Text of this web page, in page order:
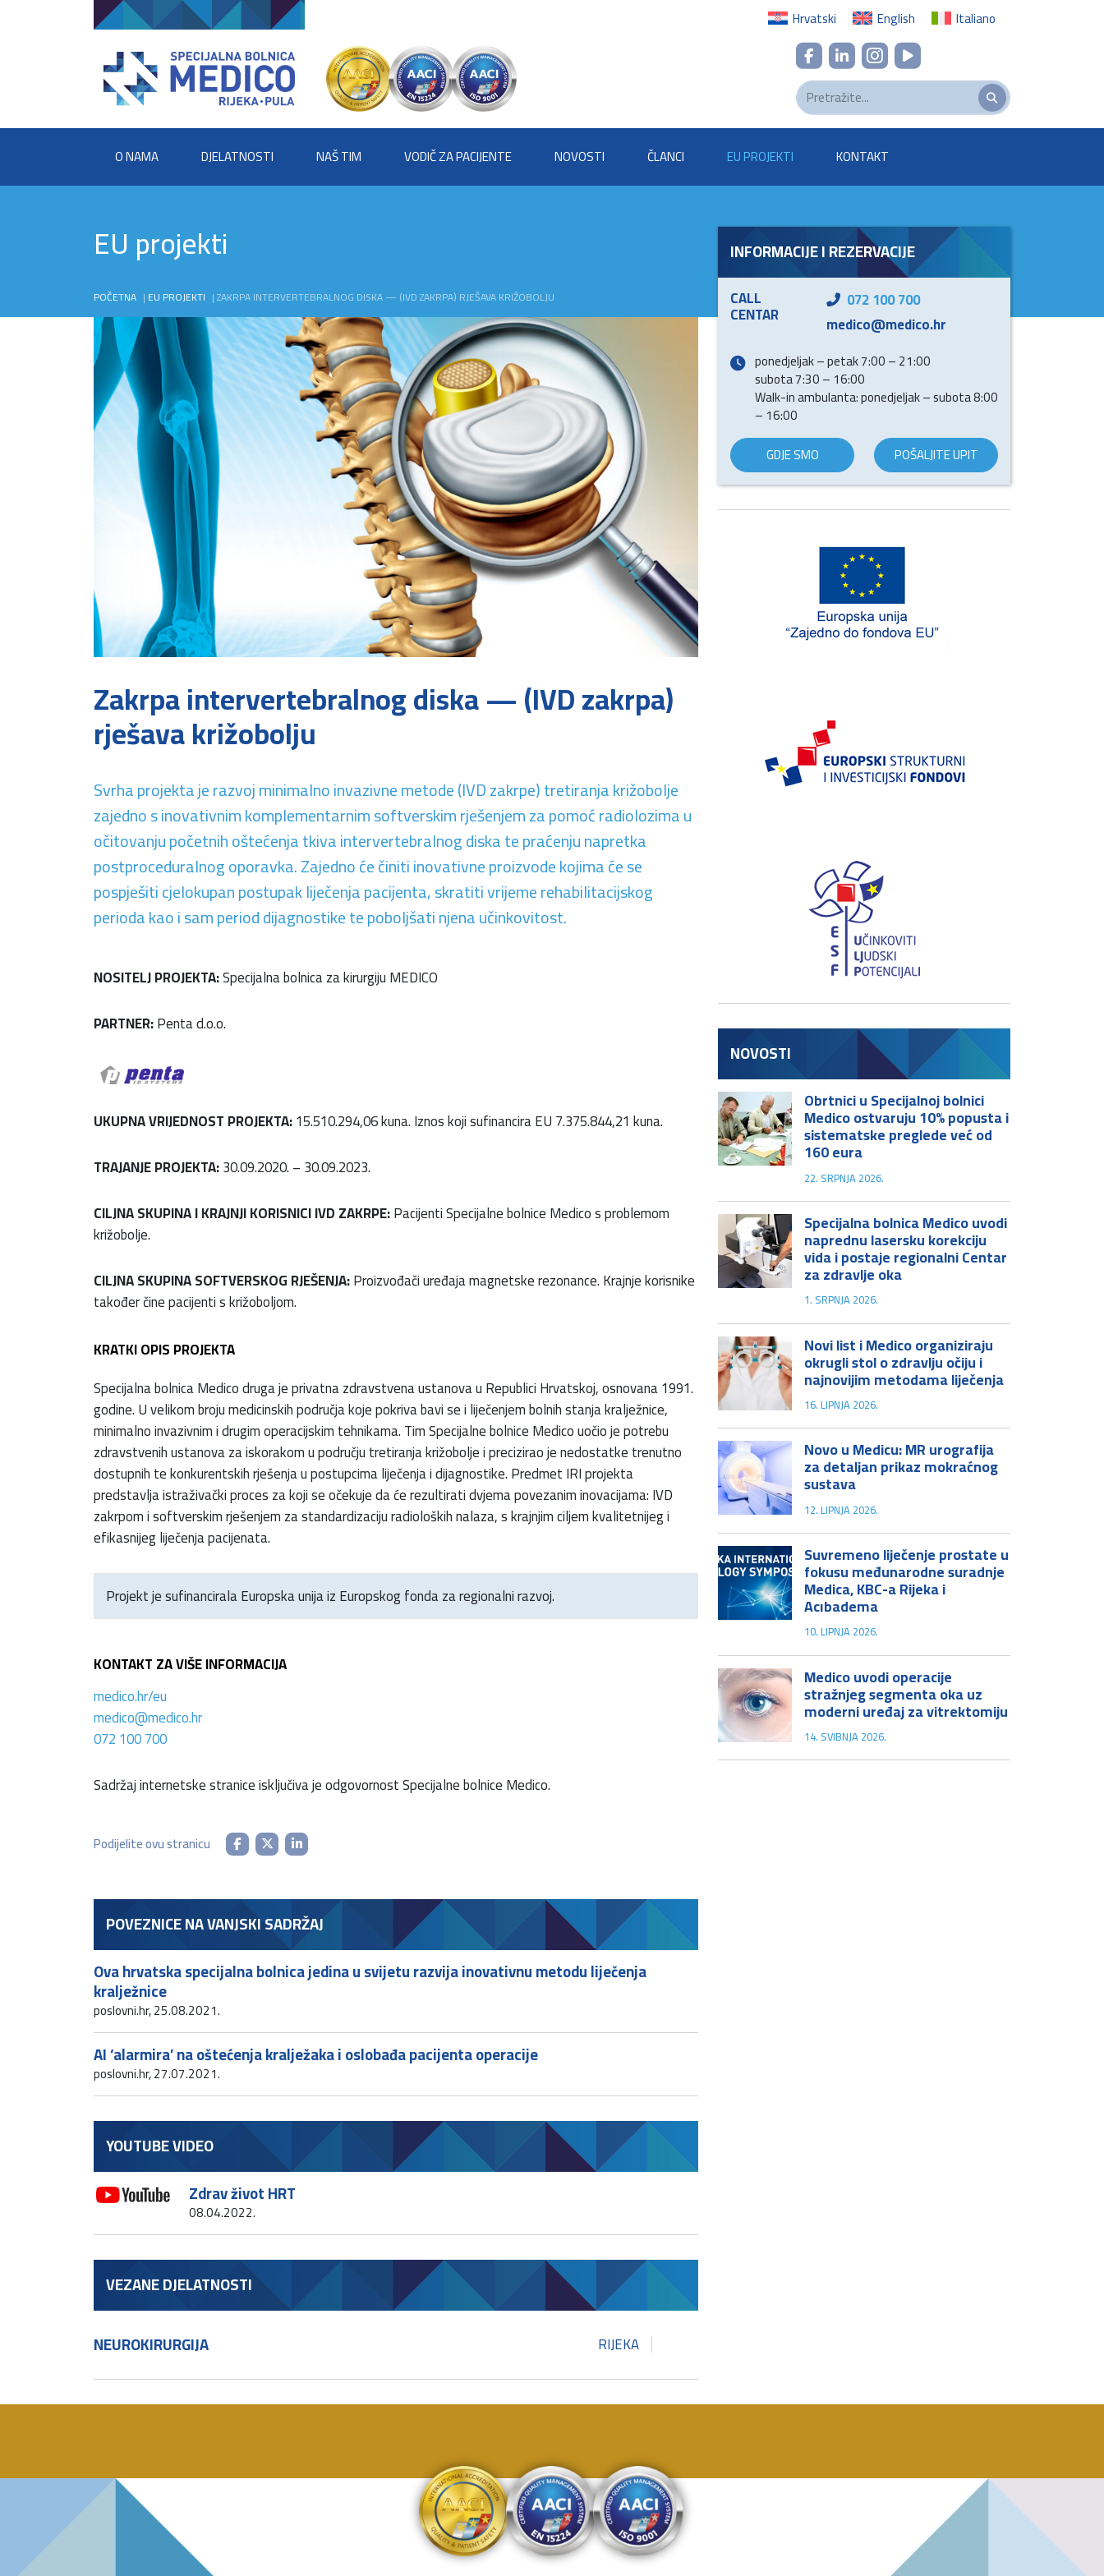
Hrvatski English Italiano
O NAMA DJELATNOSTI NAŠ TIM VODIČ ZA PACIJENTE NOVOSTI ČLANCI EU PROJEKTI KONTAKT
EU projekti
POČETNA | EU PROJEKTI |ZAKRPA INTERVERTEBRALNOG DISKA — (IVD ZAKRPA) RJEŠAVA KRIŽOBOLJU
Zakrpa intervertebralnog diska — (IVD zakrpa)
rješava križobolju
Svrha projekta je razvoj minimalno invazivne metode (IVD zakrpe) tretiranja križobolje
zajedno s inovativnim komplementarnim softverskim rješenjem za pomoć radiolozima u
očitovanju početnih oštećenja tkiva intervertebralnog diska te praćenju napretka
postproceduralnog oporavka. Zajedno će činiti inovativne proizvode kojima će se
pospješiti cjelokupan postupak liječenja pacijenta, skratiti vrijeme rehabilitacijskog
perioda kao i sam period dijagnostike te poboljšati njena učinkovitost.
NOSITELJ PROJEKTA:Specijalna bolnica za kirurgiju MEDICO
PARTNER:Penta d.o.o.
UKUPNA VRIJEDNOST PROJEKTA:15.510.294,06 kuna. Iznos koji sufinancira EU 7.375.844,21 kuna.
TRAJANJE PROJEKTA:30.09.2020. – 30.09.2023.
CILJNA SKUPINA I KRAJNJI KORISNICI IVD ZAKRPE:Pacijenti Specijalne bolnice Medico s problemom
križobolje.
CILJNA SKUPINA SOFTVERSKOG RJEŠENJA:Proizvođači uređaja magnetske rezonance. Krajnje korisnike
također čine pacijenti s križoboljom.
KRATKI OPIS PROJEKTA
Specijalna bolnica Medico druga je privatna zdravstvena ustanova u Republici Hrvatskoj, osnovana 1991.
godine. U velikom broju medicinskih područja koje pokriva bavi se i liječenjem bolnih stanja kralježnice,
minimalno invazivnim i drugim operacijskim tehnikama. Tim Specijalne bolnice Medico uočio je potrebu
zdravstvenih ustanova za iskorakom u području tretiranja križobolje i precizirao je nedostatke trenutno
dostupnih te konkurentskih rješenja u postupcima liječenja i dijagnostike. Predmet IRI projekta
predstavlja istraživački proces za koji se očekuje da će rezultirati dvjema povezanim inovacijama: IVD
zakrpom i softverskim rješenjem za standardizaciju radioloških nalaza, s krajnjim ciljem kvalitetnijeg i
efikasnijeg liječenja pacijenata.
Projekt je sufinancirala Europska unija iz Europskog fonda za regionalni razvoj.
KONTAKT ZA VIŠE INFORMACIJA
medico.hr/eu
medico@medico.hr
072 100 700
Sadržaj internetske stranice isključiva je odgovornost Specijalne bolnice Medico.
Podijelite ovu stranicu
POVEZNICE NA VANJSKI SADRŽAJ
Ova hrvatska specijalna bolnica jedina u svijetu razvija inovativnu metodu liječenja
kralježnice
poslovni.hr, 25.08.2021.
AI ‘alarmira’ na oštećenja kralježaka i oslobađa pacijenta operacije
poslovni.hr, 27.07.2021.
YOUTUBE VIDEO
Zdrav život HRT
08.04.2022.
VEZANE DJELATNOSTI
NEUROKIRURGIJA RIJEKA
INFORMACIJE I REZERVACIJE
CALL
CENTAR
072 100 700
medico@medico.hr
ponedjeljak – petak 7:00 – 21:00
subota 7:30 – 16:00
Walk-in ambulanta: ponedjeljak – subota 8:00
– 16:00
GDJE SMO
POŠALJITE UPIT
NOVOSTI
Obrtnici u Specijalnoj bolnici
Medico ostvaruju 10% popusta i
sistematske preglede već od
160 eura
22. SRPNJA 2026.
Specijalna bolnica Medico uvodi
naprednu lasersku korekciju
vida i postaje regionalni Centar
za zdravlje oka
1. SRPNJA 2026.
Novi list i Medico organiziraju
okrugli stol o zdravlju očiju i
najnovijim metodama liječenja
16. LIPNJA 2026.
Novo u Medicu: MR urografija
za detaljan prikaz mokraćnog
sustava
12. LIPNJA 2026.
Suvremeno liječenje prostate u
fokusu međunarodne suradnje
Medica, KBC-a Rijeka i
Acıbadema
10. LIPNJA 2026.
Medico uvodi operacije
stražnjeg segmenta oka uz
moderni uređaj za vitrektomiju
14. SVIBNJA 2026.